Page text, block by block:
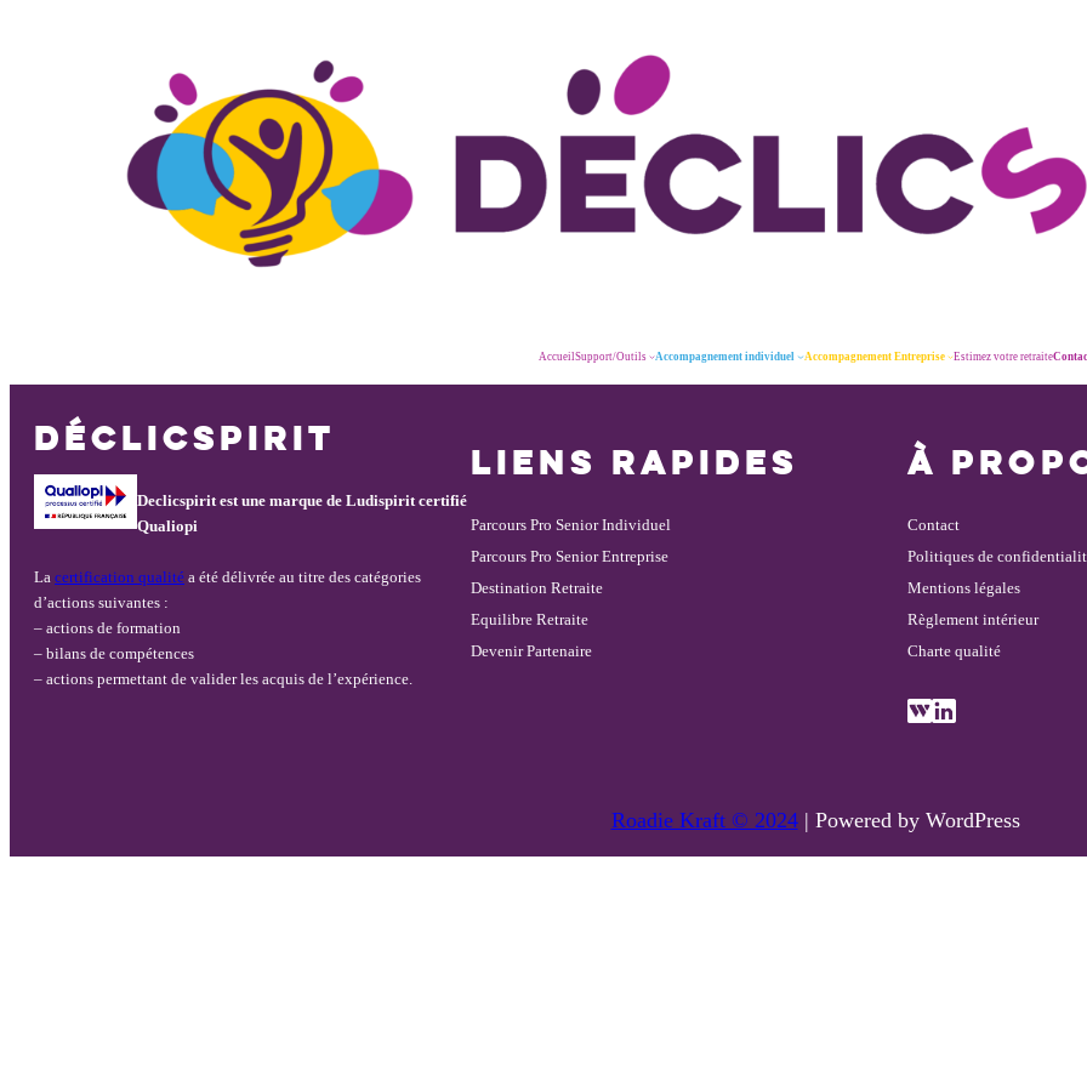
AccueilSupport/Outils Accompagnement individuel Accompagnement Entreprise Estimez votre retraite
DÉCLICSPIRIT
Declicspirit est une marque de Ludispirit certifié
Qualiopi
La certification qualité a été délivrée au titre des catégories
d’actions suivantes :
– actions de formation
– bilans de compétences
– actions permettant de valider les acquis de l’expérience.
LIENS RAPIDES
Parcours Pro SeniorIndividuel
Parcours Pro Senior Entreprise
Destination Retraite
Equilibre Retraite
Devenir Partenaire
À
Contact
Politiques de
Mentions légales
Règlement intérieur
Charte qualité
Roadie Kraft © 2024 | Powered by WordPress